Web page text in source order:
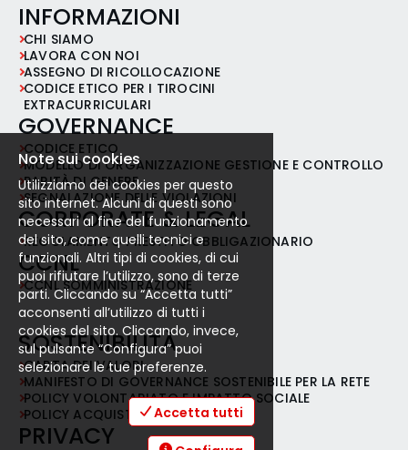
INFORMAZIONI
CHI SIAMO
LAVORA CON NOI
ASSEGNO DI RICOLLOCAZIONE
CODICE ETICO PER I TIROCINI
EXTRACURRICULARI
GOVERNANCE
CODICE ETICO
MODELLO DI ORGANIZZAZIONE GESTIONE E CONTROLLO
PARITÀ DI GENERE
SEGNALAZIONE DELLE VIOLAZIONI
CORPORATE & LEGAL
REGOLAMENTO PRESTITO OBBLIGAZIONARIO
CCNL
CCNL SOMMINISTRAZIONE
SOSTENIBILITÀ
CARTA DEI VALORI
MANIFESTO DI GOVERNANCE SOSTENIBILE PER LA RETE
POLICY VOLONTARIATO E IMPATTO SOCIALE
POLICY ACQUISTI RESPONSABILI
PRIVACY
Note sui cookies
Utilizziamo dei cookies per questo
sito internet. Alcuni di questi sono
necessari al fine del funzionamento
del sito, come quelli tecnici e
funzionali. Altri tipi di cookies, di cui
puoi rifiutare l’utilizzo, sono di terze
parti. Cliccando su “Accetta tutti”
acconsenti all’utilizzo di tutti i
cookies del sito. Cliccando, invece,
sul pulsante “Configura” puoi
selezionare le tue preferenze.
Accetta tutti